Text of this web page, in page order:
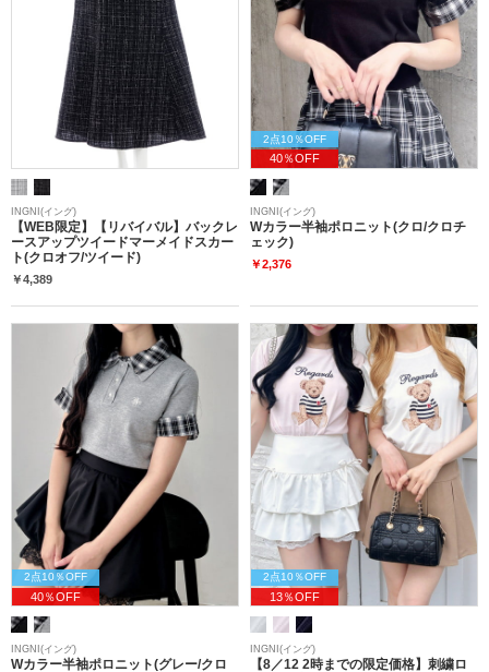
INGNI(イング)
【WEB限定】【リバイバル】バックレ
ースアップツイードマーメイドスカー
ト(クロオフ/ツイード)
￥4,389
2点10％OFF
40％OFF
INGNI(イング)
Wカラー半袖ポロニット(クロ/クロチ
ェック)
￥2,376
2点10％OFF
40％OFF
INGNI(イング)
Wカラー半袖ポロニット(グレー/クロ
2点10％OFF
13％OFF
INGNI(イング)
【8／12 2時までの限定価格】刺繍ロ